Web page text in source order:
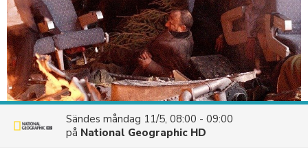
Sändes måndag 11/5, 08:00 - 09:00
på National Geographic HD